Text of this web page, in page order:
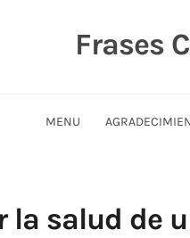
Frases
MENU
la salud de